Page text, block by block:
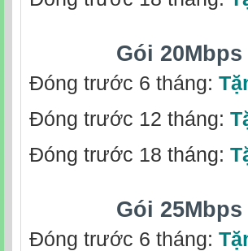
Gói 20Mbps
Đóng trước 6 tháng:
Đóng trước 12 tháng:
Đóng trước 18 tháng:
Gói 25Mbps
Đóng trước 6 tháng: